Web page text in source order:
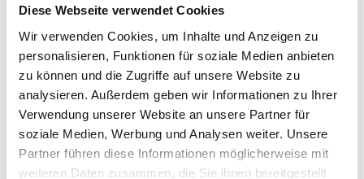
Diese Webseite verwendet Cookies
Wir verwenden Cookies, um Inhalte und Anzeigen zu
personalisieren, Funktionen für soziale Medien anbieten
zu können und die Zugriffe auf unsere Website zu
analysieren. Außerdem geben wir Informationen zu Ihrer
Verwendung unserer Website an unsere Partner für
soziale Medien, Werbung und Analysen weiter. Unsere
Partner führen diese Informationen möglicherweise mit
weiteren Daten zusammen, die Sie ihnen bereitgestellt
gegenüber denen die Sie betreffenden
personenbezogenen Daten offengelegt wurden oder
noch offengelegt werden;
(4) die geplante Dauer der Speicherung der Sie
betreffenden personenbezogenen Daten oder, falls
konkrete Angaben hierzu nicht möglich sind, Kriterien
für die Festlegung der Speicherdauer;
(5) das Bestehen eines Rechts auf Berichtigung oder
Löschung der Sie betreffenden personenbezogenen